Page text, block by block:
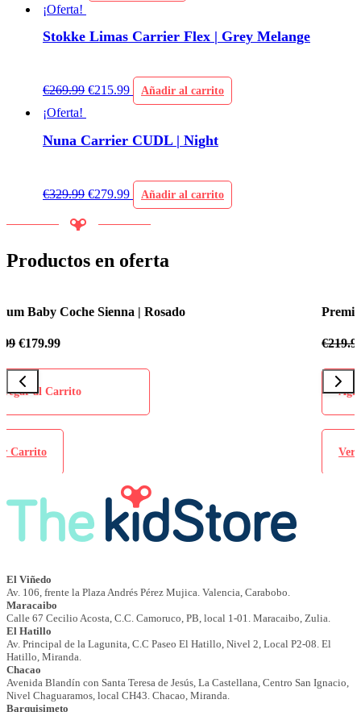
¡Oferta!
Stokke Limas Carrier Flex | Grey Melange
€269.99 €215.99 Añadir al carrito
¡Oferta!
Nuna Carrier CUDL | Night
€329.99 €279.99 Añadir al carrito
Productos en oferta
Premium Baby Coche Sienna | Azul Celeste